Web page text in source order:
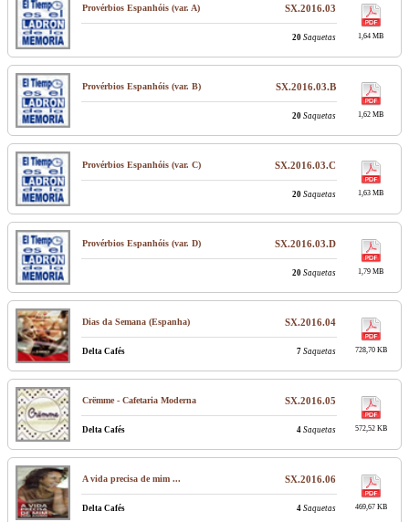
Provérbios Espanhóis (var. A) SX.2016.03
1,64 MB
20 Saquetas
Provérbios Espanhóis (var. B) SX.2016.03.B
1,62 MB
20 Saquetas
Provérbios Espanhóis (var. C) SX.2016.03.C
1,63 MB
20 Saquetas
Provérbios Espanhóis (var. D) SX.2016.03.D
1,79 MB
20 Saquetas
Dias da Semana (Espanha) SX.2016.04
728,70 KB
Delta Cafés 7 Saquetas
Crëmme - Cafetaria Moderna SX.2016.05
572,52 KB
Delta Cafés 4 Saquetas
A vida precisa de mim ... SX.2016.06
469,67 KB
Delta Cafés 4 Saquetas